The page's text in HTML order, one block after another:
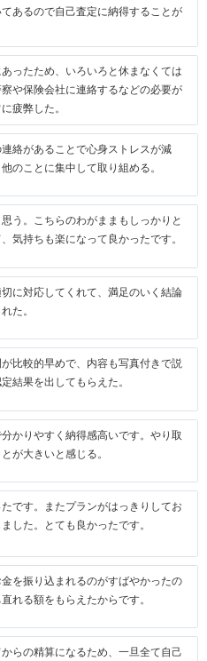
あるので自己査定に納得することが
ったため、いろいろと休まなくては
や保険会社に連絡するなどの必要が
疲弊した。
絡があることで心身ストレスが減
のことに集中して取り組める。
う。こちらのわがままもしっかりと
気持ちも楽になって良かったです。
に対応してくれて、満足のいく結論
た。
比較的早めで、内容も写真付きで説
結果を出してもらえた。
かりやすく納得感高いです。やり取
が大きいと感じる。
です。またプランがはっきりしてお
した。とても良かったです。
を振り込まれるのがすばやかったの
れる額をもらえたからです。
らの精算になるため、一旦全て自己